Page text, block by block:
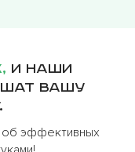
и наши
вашу
об эффективных